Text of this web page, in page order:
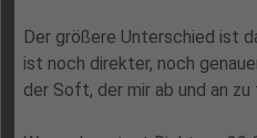
Der größere Unterschied ist
ist noch direkter, noch
der Soft, der mir ab und an zu